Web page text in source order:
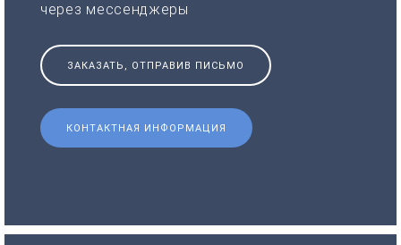
через мессенджеры
ЗАКАЗАТЬ, ОТПРАВИВ ПИСЬМО
КОНТАКТНАЯ ИНФОРМАЦИЯ